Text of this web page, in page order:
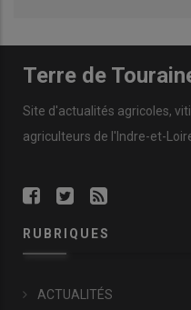
Terre de
Site d'actualités agricoles,
agriculteurs de l'Indre-et-
RUBRIQUES
ACTUALITÉS